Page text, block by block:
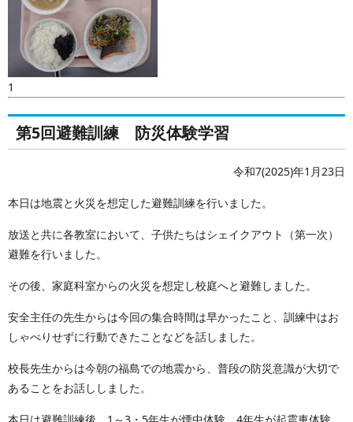
1
第5回避難訓練 防災体験学習
令和7(2025)年1月23日
本日は地震と火災を想定した避難訓練を行いました。
放送と共に各教室において、子供たちはシェイクアウト（第一次）
避難を行いました。
その後、家庭科室からの火災を想定し校庭へと避難しました。
安全主任の先生からは今回の集合時間は早かったこと、訓練中はお
しゃべりせずに行動できたことなどを話しました。
校長先生からは今朝の福島での地震から、普段の防災意識が大切で
あることをお話ししました。
本日は避難訓練後、1～3・5年生が煙中体験、4年生が起震車体験、